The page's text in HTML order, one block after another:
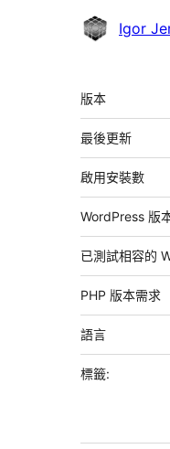
參
Igor
中
繼
資
料
版本
最後更新
啟用安裝數
WordPress 版
已測試相容的
PHP 版本需求
語言
標籤: